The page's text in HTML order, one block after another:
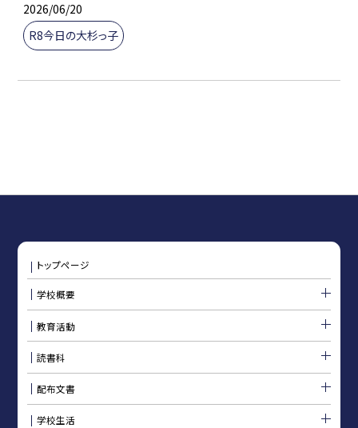
2026/06/20
R8今日の大杉っ子
トップページ
学校概要
教育活動
読書科
配布文書
学校生活